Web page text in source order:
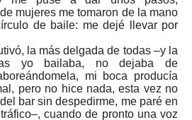
mujeres me tomaron de la mano
de baile: me dejé llevar por
la más delgada de todas –y la
yo bailaba, no dejaba de
mi boca producía
pero no hice nada, esta vez no
bar sin despedirme, me paré en
cuando de pronto una voz